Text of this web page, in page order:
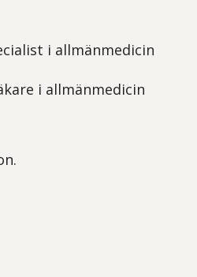
i allmänmedicin
i allmänmedicin